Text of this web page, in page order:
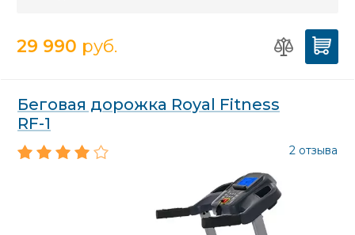
29 990 руб.
Беговая дорожка Royal Fitness
RF-1
2 отзыва